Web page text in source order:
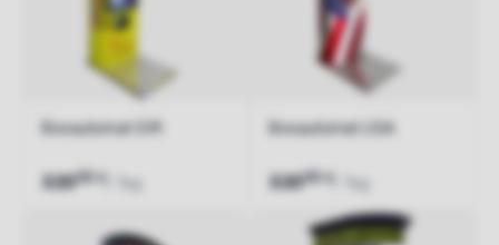
Boxautomat Gift
32000 / Tag
Jetzt anfragen
Boxautomat USA
32000 / Tag
Jetzt anfragen